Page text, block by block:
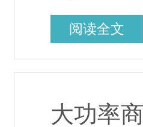
阅读全文
大功率